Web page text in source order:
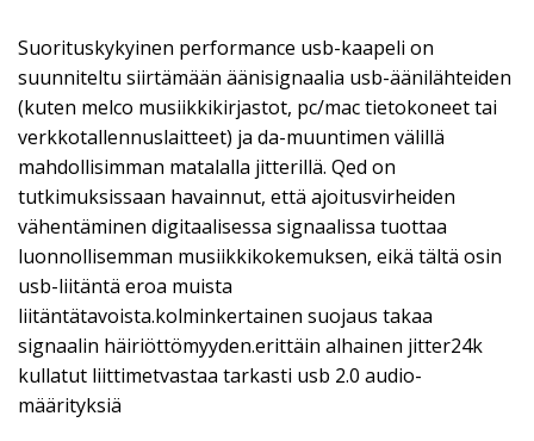
Suorituskykyinen performance usb-kaapeli on
suunniteltu siirtämään äänisignaalia usb-äänilähteiden
(kuten melco musiikkikirjastot, pc/mac tietokoneet tai
verkkotallennuslaitteet) ja da-muuntimen välillä
mahdollisimman matalalla jitterillä. Qed on
tutkimuksissaan havainnut, että ajoitusvirheiden
vähentäminen digitaalisessa signaalissa tuottaa
luonnollisemman musiikkikokemuksen, eikä tältä osin
usb-liitäntä eroa muista
liitäntätavoista.kolminkertainen suojaus takaa
signaalin häiriöttömyyden.erittäin alhainen jitter24k
kullatut liittimetvastaa tarkasti usb 2.0 audio-
määrityksiä